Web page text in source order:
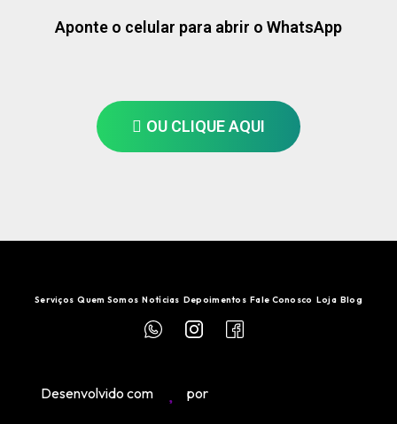
Aponte o celular para abrir o WhatsApp
OU CLIQUE AQUI
Serviços Quem Somos Notícias Depoimentos Fale Conosco Loja Blog
Desenvolvido com por